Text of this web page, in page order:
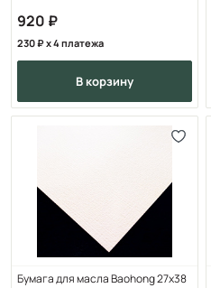
920
230 x 4 платежа
в корзину
Бумага для масла Baohong 27х38